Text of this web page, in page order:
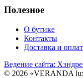
Полезное
О бутике
Контакты
Доставка и
Ведение сайта:
© 2026 «VERANDA